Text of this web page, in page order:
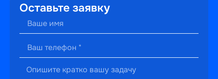
(495)
241-
22-
59
г. Москва,
ул.
Оставьте заявку